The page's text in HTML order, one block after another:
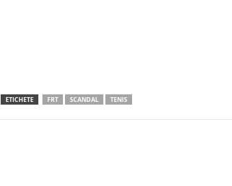
ETICHETE FRT SCANDAL TENIS